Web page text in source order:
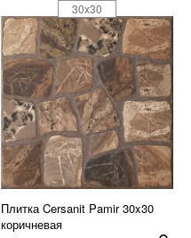
Плитка Cersanit Pamir 30x30
коричневая
30x30